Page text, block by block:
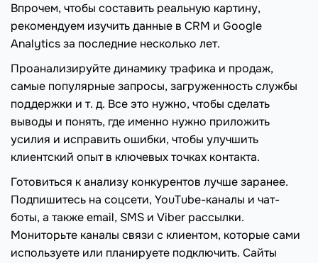
Впрочем, чтобы составить реальную картину,
рекомендуем изучить данные в CRM и Google
Analytics за последние несколько лет.
Проанализируйте динамику трафика и продаж,
самые популярные запросы, загруженность службы
поддержки и т. д. Все это нужно, чтобы сделать
выводы и понять, где именно нужно приложить
усилия и исправить ошибки, чтобы улучшить
клиентский опыт в ключевых точках контакта.
Готовиться к анализу конкурентов лучше заранее.
Подпишитесь на соцсети, YouTube-каналы и чат-
боты, а также email, SMS и Viber рассылки.
Мониторьте каналы связи с клиентом, которые сами
используете или планируете подключить. Сайты